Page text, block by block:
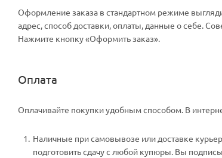
Оформление заказа в стандартном режиме
адрес, способ доставки, оплаты, данные о себе.
Нажмите кнопку «Оформить заказ».
Оплата
Оплачивайте покупки удобным способом. В
Наличные при самовывозе или доставке
подготовить сдачу с любой купюры. Вы